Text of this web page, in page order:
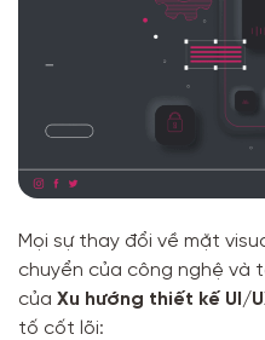
Mọi sự thay đổi về mặt
chuyển của công nghệ và
của Xu hướng thiết kế UI/
tố cốt lõi: